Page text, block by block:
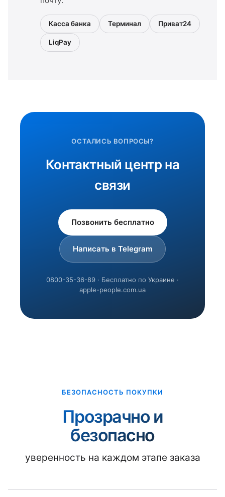
Касса банка Терминал Приват24
LiqPay
ОСТАЛИСЬ ВОПРОСЫ?
Контактный центр на
связи
Позвонить бесплатно
Написать в Telegram
0800-35-36-89 · Бесплатно по Украине ·
apple-people.com.ua
БЕЗОПАСНОСТЬ ПОКУПКИ
Прозрачно и
безопасно
уверенность на каждом этапе заказа